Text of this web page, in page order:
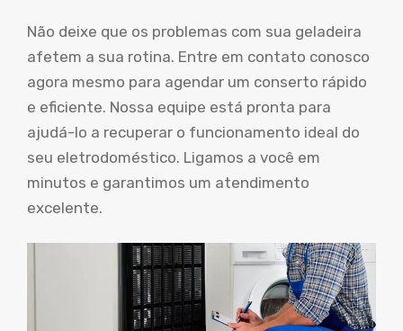
Não deixe que os problemas com sua geladeira
afetem a sua rotina. Entre em contato conosco
agora mesmo para agendar um conserto rápido
e eficiente. Nossa equipe está pronta para
ajudá-lo a recuperar o funcionamento ideal do
seu eletrodoméstico. Ligamos a você em
minutos e garantimos um atendimento
excelente.